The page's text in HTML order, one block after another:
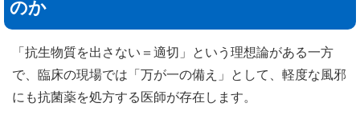
のか
「抗生物質を出さない＝適切」という理想論がある一方
で、臨床の現場では「万が一の備え」として、軽度な風邪
にも抗菌薬を処方する医師が存在します。